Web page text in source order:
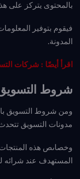
بالمحتوى يتركز على
فيقوم بتوفير
المدونة.
اقرأ أيضًا : شركات
شروط
ومن شروط التسويق
مدونات التسويق
وخصاىص هذه
المستهدف عند شرائه